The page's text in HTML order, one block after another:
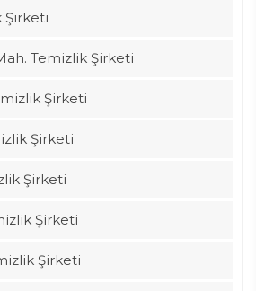
Şirketi
Temizlik Şirketi
Şirketi
Şirketi
Şirketi
Şirketi
Şirketi